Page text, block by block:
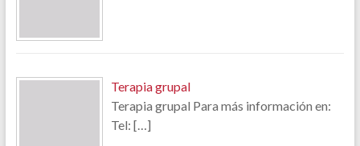
Terapia grupal
Terapia grupal Para más información en:
Tel: […]